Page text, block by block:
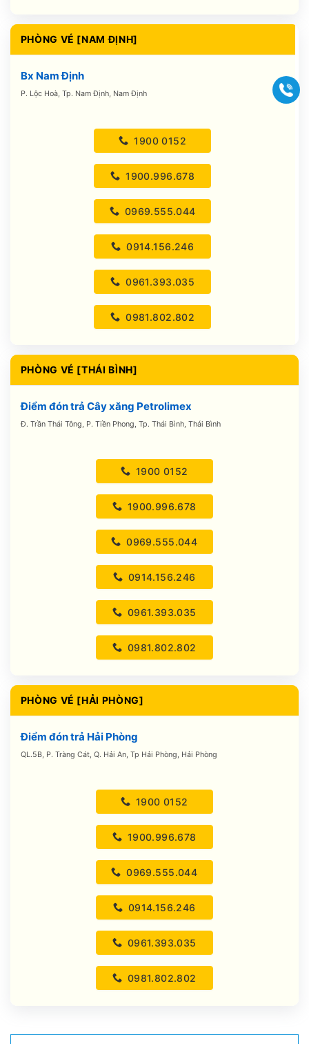
PHÒNG VÉ [NAM ĐỊNH]
Bx Nam Định
P. Lộc Hoà, Tp. Nam Định, Nam Định
1900 0152
1900.996.678
0969.555.044
0914.156.246
0961.393.035
0981.802.802
PHÒNG VÉ [THÁI BÌNH]
Điểm đón trả Cây xăng Petrolimex
Đ. Trần Thái Tông, P. Tiền Phong, Tp. Thái Bình, Thái Bình
1900 0152
1900.996.678
0969.555.044
0914.156.246
0961.393.035
0981.802.802
PHÒNG VÉ [HẢI PHÒNG]
Điểm đón trả Hải Phòng
QL.5B, P. Tràng Cát, Q. Hải An, Tp Hải Phòng, Hải Phòng
1900 0152
1900.996.678
0969.555.044
0914.156.246
0961.393.035
0981.802.802